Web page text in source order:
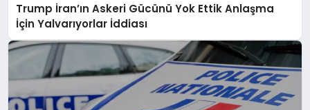
Trump İran’ın Askeri Gücünü Yok Ettik Anlaşma
İçin Yalvarıyorlar İddiası